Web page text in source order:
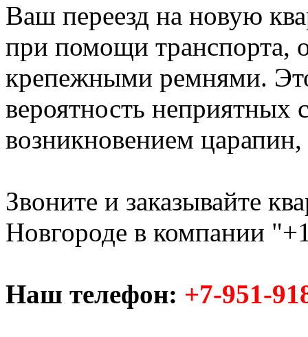
Ваш переезд на новую
при помощи транспорта,
крепежными ремнями.
вероятность неприятных
возникновением царапин,
Звоните и заказывайте
Новгороде в компании
Наш телефон: +7-951-